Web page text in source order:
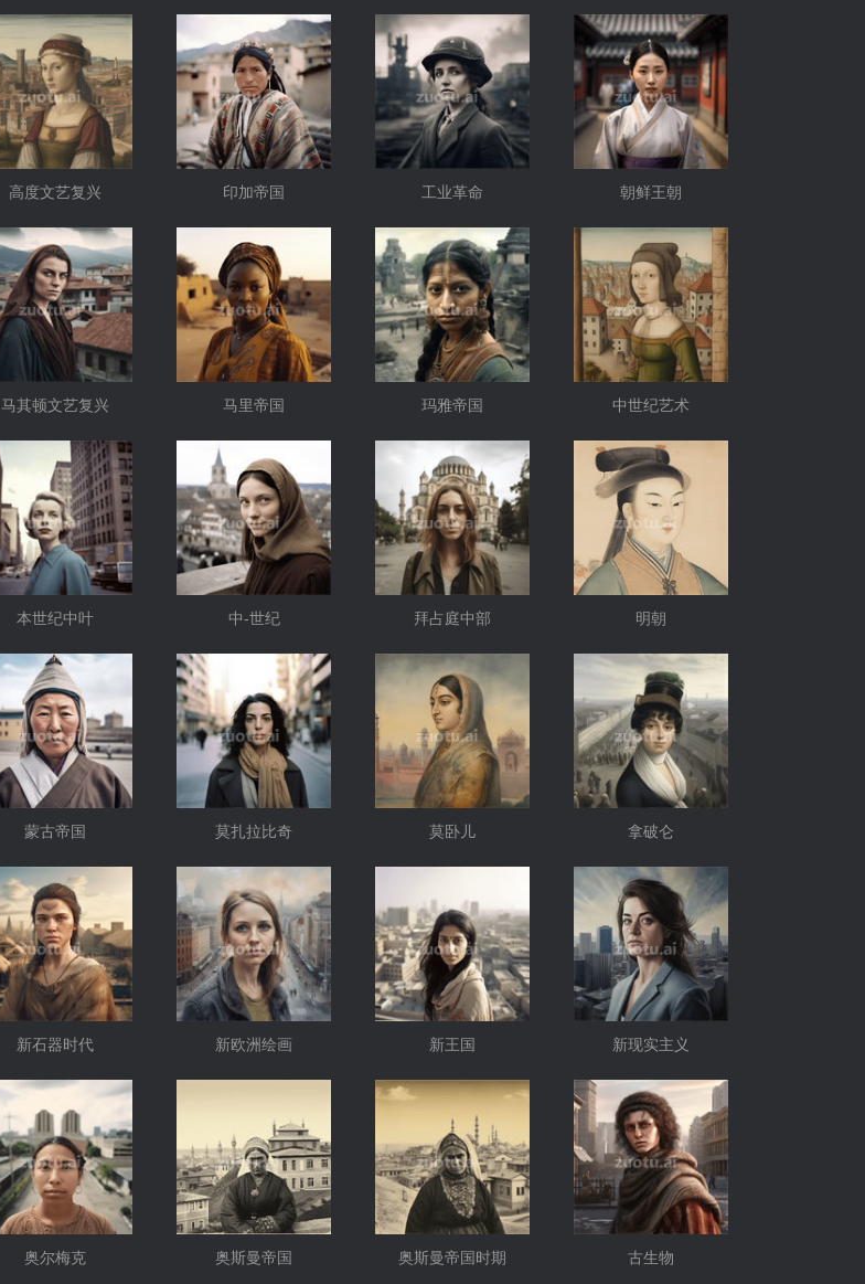
高度文艺复兴 印加帝国 工业革命 朝鲜王朝
马其顿文艺复兴 马里帝国 玛雅帝国 中世纪艺术
本世纪中叶 中-世纪 拜占庭中部 明朝
蒙古帝国 莫扎拉比奇 莫卧儿 拿破仑
新石器时代 新欧洲绘画 新王国 新现实主义
奥尔梅克 奥斯曼帝国 奥斯曼帝国时期 古生物